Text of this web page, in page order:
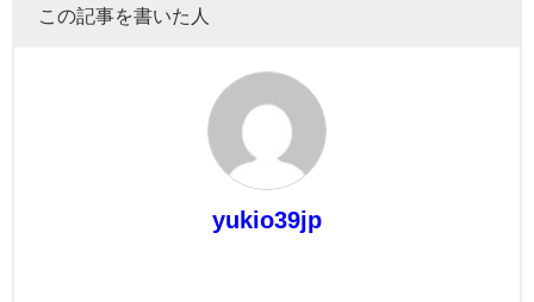
この記事を書いた人
yukio39jp